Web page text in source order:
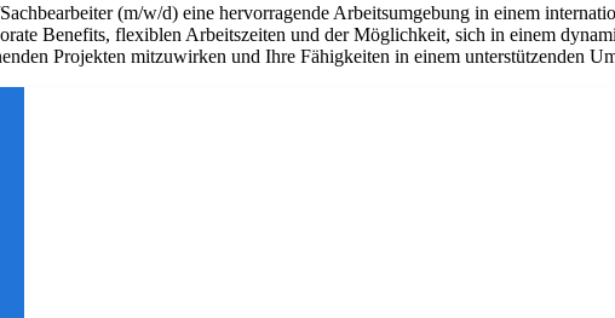
(m/w/d) eine hervorragende Arbeitsumgebung in einem
Benefits, flexiblen Arbeitszeiten und der Möglichkeit, sich in einem
Projekten mitzuwirken und Ihre Fähigkeiten in einem unterstützenden